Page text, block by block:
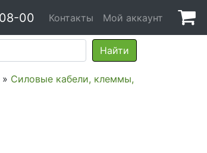
00 Контакты Мой аккаунт
» Силовые кабели, клеммы,